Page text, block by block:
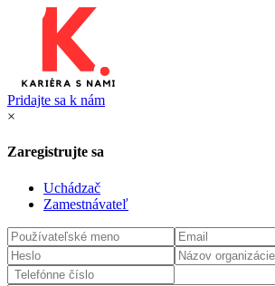
Pridajte sa k nám
×
Zaregistrujte sa
Uchádzač
Zamestnávateľ